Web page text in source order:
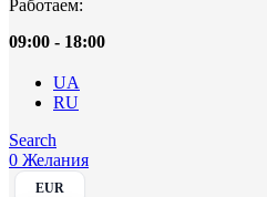
Работаем:
09:00 - 18:00
UA
RU
Search
0 Желания
EUR